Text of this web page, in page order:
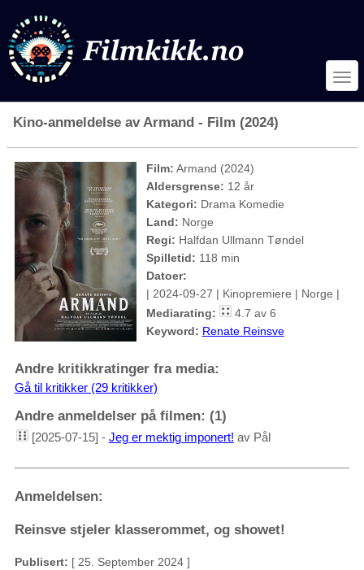
Kino-anmeldelse av Armand - Film (2024)
Film: Armand (2024)
Aldersgrense: 12 år
Kategori: Drama Komedie
Land: Norge
Regi: Halfdan Ullmann Tøndel
Spilletid: 118 min
Datoer:
| 2024-09-27 | Kinopremiere | Norge |
Mediarating:
4.7 av 6
Keyword: Renate Reinsve
Andre kritikkratinger fra media:
Gå til kritikker (29 kritikker)
Andre anmeldelser på filmen: (1)
[2025-07-15] - Jeg er mektig imponert! av Pål
Anmeldelsen:
Reinsve stjeler klasserommet, og showet!
Publisert: [ 25. September 2024 ]